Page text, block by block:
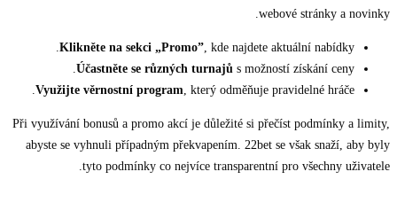
webové stránky a novinky.
Klikněte na sekci „Promo” , kde najdete aktuální nabídky.
Účastněte se různých turnajů s možností získání ceny.
Využijte věrnostní program , který odměňuje pravidelné hráče.
Při využívání bonusů a promo akcí je důležité si přečíst podmínky a limity,
abyste se vyhnuli případným překvapením. 22bet se však snaží, aby byly
tyto podmínky co nejvíce transparentní pro všechny uživatele.